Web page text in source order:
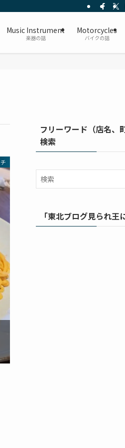
Music Instrument
楽器の話
Motorcycles
バイクの話
フリーワード（店名、
検索
「東北ブログ見られ王